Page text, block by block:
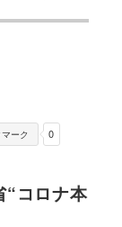
0
ーク
“コロナ本